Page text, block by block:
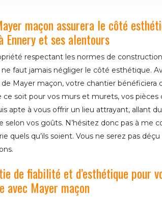
maçon assurera le côté
Ennery et ses alentours
respectant les normes de
faut jamais négliger le côté esthétique.
de Mayer maçon, votre chantier bénéficiera
ce soit pour vos murs et murets, vos pièces
apte à vous offrir un lieu attrayant, allant
selon vos goûts. N’hésitez donc pas à me
quels qu’ils soient. Vous ne serez pas
de fiabilité et d’esthétique pour
avec Mayer maçon